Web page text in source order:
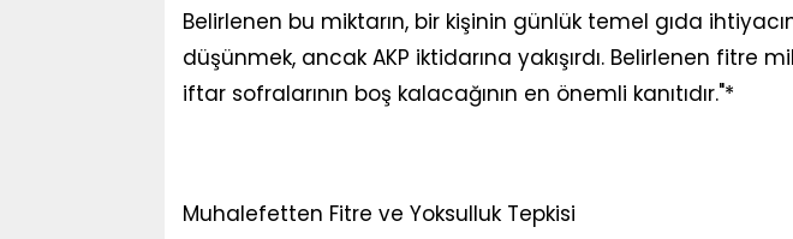
Belirlenen bu miktarın, bir kişinin günlük temel gıda
düşünmek, ancak AKP iktidarına yakışırdı. Belirlenen fitre
iftar sofralarının boş kalacağının en önemli kanıtıdır."*
Muhalefetten Fitre ve Yoksulluk Tepkisi